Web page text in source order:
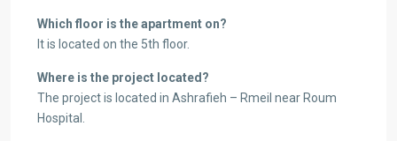
Which floor is the apartment on?
It is located on the 5th floor.
Where is the project located?
The project is located in Ashrafieh – Rmeil near Roum
Hospital.